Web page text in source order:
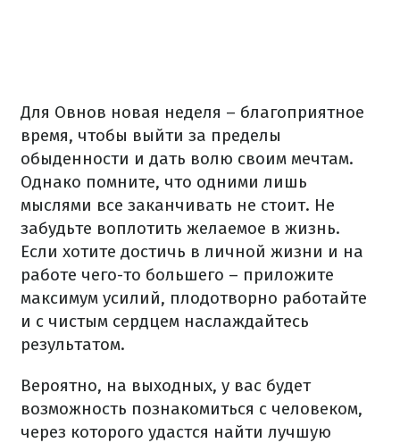
Для Овнов новая неделя – благоприятное
время, чтобы выйти за пределы
обыденности и дать волю своим мечтам.
Однако помните, что одними лишь
мыслями все заканчивать не стоит. Не
забудьте воплотить желаемое в жизнь.
Если хотите достичь в личной жизни и на
работе чего-то большего – приложите
максимум усилий, плодотворно работайте
и с чистым сердцем наслаждайтесь
результатом.
Вероятно, на выходных, у вас будет
возможность познакомиться с человеком,
через которого удастся найти лучшую